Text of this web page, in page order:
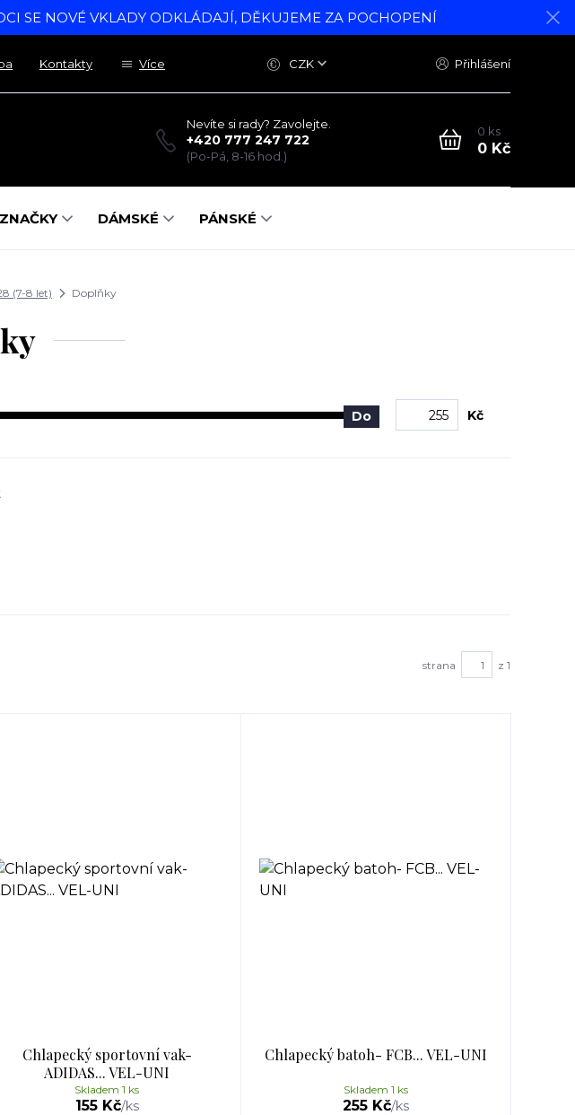
SE NOVÉ VKLADY ODKLÁDAJÍ, DĚKUJEME ZA POCHOPENÍ
Kontakty Více CZK Přihlášení
Nevíte si rady? Zavolejte.
+420 777 247 722
(Po-Pá, 8-16 hod.)
0 ks
0 Kč
ZNAČKY DÁMSKÉ PÁNSKÉ
(7-8 let) Doplňky
Do Kč
strana z 1
Chlapecký sportovní vak-
ADIDAS... VEL-UNI
155 Kč/ks
Skladem 1 ks
Chlapecký batoh- FCB... VEL-UNI
255 Kč/ks
Skladem 1 ks